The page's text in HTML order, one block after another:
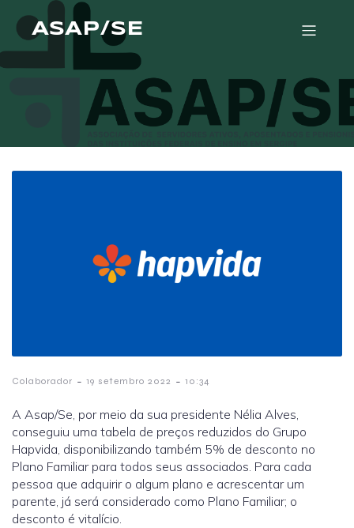
ASAP/SE
Colaborador - 19 setembro 2022 - 10:34
A Asap/Se, por meio da sua presidente Nélia Alves,
conseguiu uma tabela de preços reduzidos do Grupo
Hapvida, disponibilizando também 5% de desconto no
Plano Familiar para todos seus associados. Para cada
pessoa que adquirir o algum plano e acrescentar um
parente, já será considerado como Plano Familiar; o
desconto é vitalício.